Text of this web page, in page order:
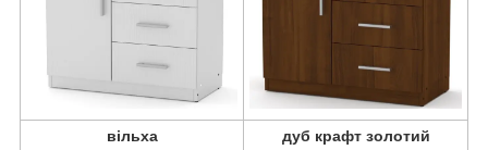
вільха дуб крафт золотий